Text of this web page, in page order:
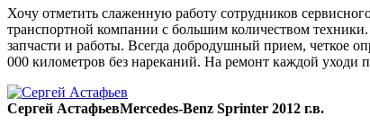
Хочу отметить слаженную работу сотрудников
транспортной компании с большим количеством
запчасти и работы. Всегда добродушный прием, четкое
000 километров без нареканий. На ремонт каждой уходи
Сергей АстафьевMercedes-Benz Sprinter 2012 г.в.